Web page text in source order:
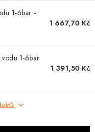
1-6bar -
1 667,70 Kč
1-6bar
1 391,50 Kč